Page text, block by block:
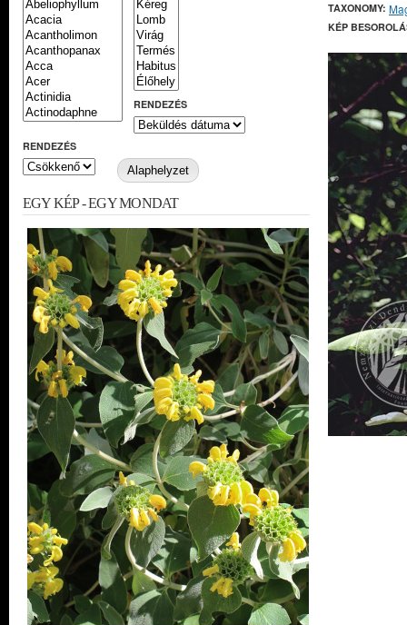
TAXONOMY:
KÉP
RENDEZÉS
RENDEZÉS
EGY KÉP - EGY MONDAT